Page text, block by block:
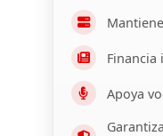
Financia
Apoya